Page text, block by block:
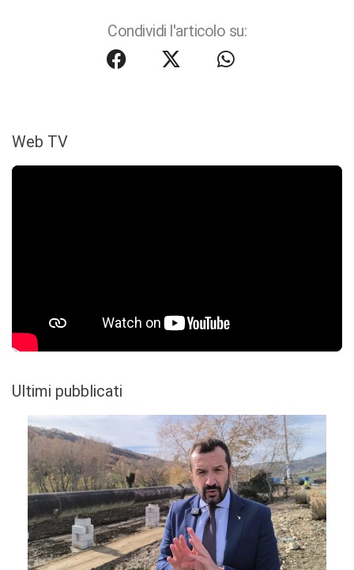
Condividi l'articolo su:
Web TV
Ultimi pubblicati